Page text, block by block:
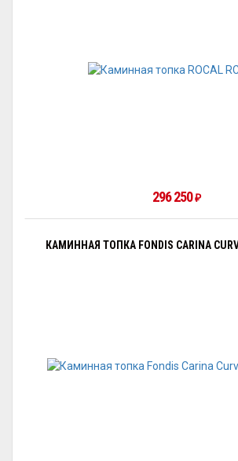
296 250 ₽
КАМИННАЯ ТОПКА FONDIS CARINA